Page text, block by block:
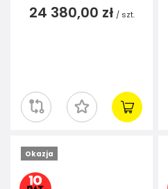
24 380,00 zł / szt.
Okazja